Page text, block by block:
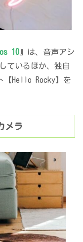
10 』は、音声アシ
ているほか、独自
【Hello Rocky】を
メラ